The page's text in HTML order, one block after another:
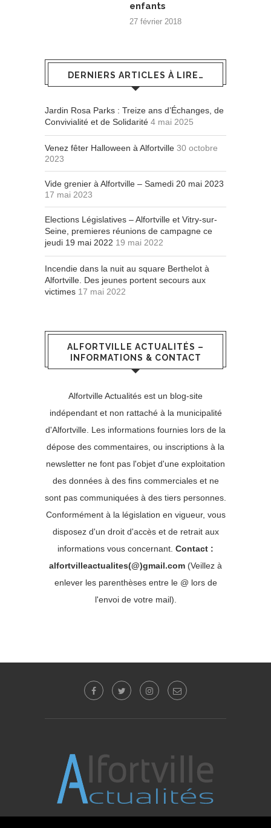
enfants
27 février 2018
DERNIERS ARTICLES À LIRE…
Jardin Rosa Parks : Treize ans d’Échanges, de
Convivialité et de Solidarité 4 mai 2025
Venez fêter Halloween à Alfortville 30 octobre
2023
Vide grenier à Alfortville – Samedi 20 mai 2023
17 mai 2023
Elections Législatives – Alfortville et Vitry-sur-
Seine, premieres réunions de campagne ce
jeudi 19 mai 2022 19 mai 2022
Incendie dans la nuit au square Berthelot à
Alfortville. Des jeunes portent secours aux
victimes 17 mai 2022
ALFORTVILLE ACTUALITÉS –
INFORMATIONS & CONTACT
Alfortville Actualités est un blog-site
indépendant et non rattaché à la municipalité
d'Alfortville. Les informations fournies lors de la
dépose des commentaires, ou inscriptions à la
newsletter ne font pas l'objet d'une exploitation
des données à des fins commerciales et ne
sont pas communiquées à des tiers personnes.
Conformément à la législation en vigueur, vous
disposez d'un droit d'accès et de retrait aux
informations vous concernant. Contact :
alfortvilleactualites(@)gmail.com (Veillez à
enlever les parenthèses entre le @ lors de
l'envoi de votre mail).